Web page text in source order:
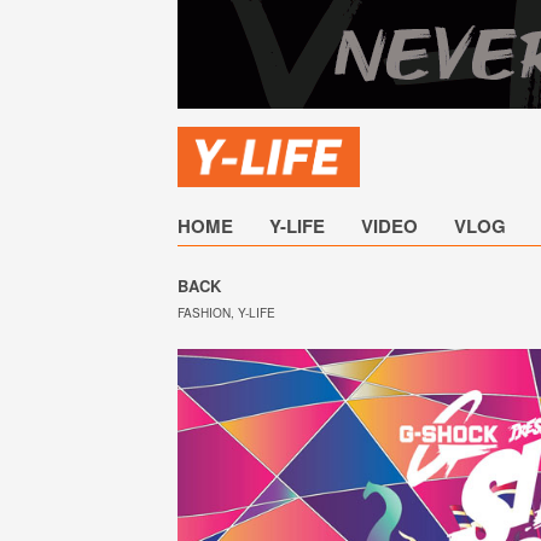
HOME Y-LIFE VIDEO VLOG
BACK
FASHION, Y-LIFE